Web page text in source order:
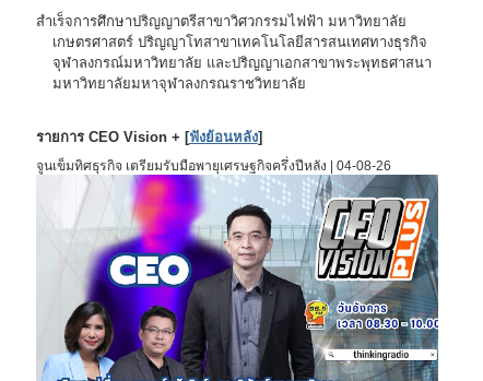
สำเร็จการศึกษาปริญญาตรีสาขาวิศวกรรมไฟฟ้า มหาวิทยาลัย
เกษตรศาสตร์ ปริญญาโทสาขาเทคโนโลยีสารสนเทศทางธุรกิจ
จุฬาลงกรณ์มหาวิทยาลัย และปริญญาเอกสาขาพระพุทธศาสนา
มหาวิทยาลัยมหาจุฬาลงกรณราชวิทยาลัย
รายการ CEO Vision + [ฟังย้อนหลัง]
จูนเข็มทิศธุรกิจ เตรียมรับมือพายุเศรษฐกิจครึ่งปีหลัง | 04-08-26